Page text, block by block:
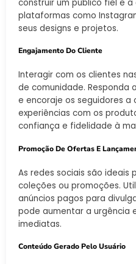
construir um público fiel e a
plataformas como
seus designs e projetos.
Engajamento Do Cliente
Interagir com os clientes
de comunidade. Responda
e encoraje os seguidores a
experiências com os
confiança e fidelidade à
Promoção De Ofertas E
As redes sociais são ideais
coleções ou promoções.
anúncios pagos para
pode aumentar a urgência
imediatas.
Conteúdo Gerado Pelo Usuário